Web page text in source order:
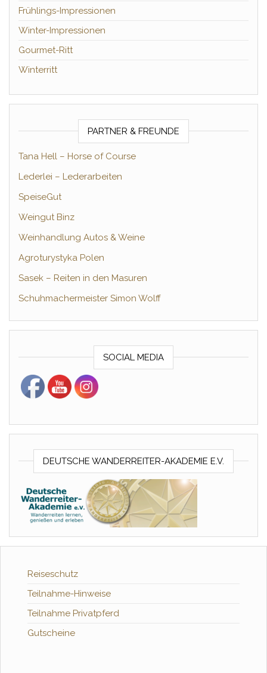
Frühlings-Impressionen
Winter-Impressionen
Gourmet-Ritt
Winterritt
PARTNER & FREUNDE
Tana Hell – Horse of Course
Lederlei – Lederarbeiten
SpeiseGut
Weingut Binz
Weinhandlung Autos & Weine
Agroturystyka Polen
Sasek – Reiten in den Masuren
Schuhmachermeister Simon Wolff
SOCIAL MEDIA
DEUTSCHE WANDERREITER-AKADEMIE E.V.
Reiseschutz
Teilnahme-Hinweise
Teilnahme Privatpferd
Gutscheine